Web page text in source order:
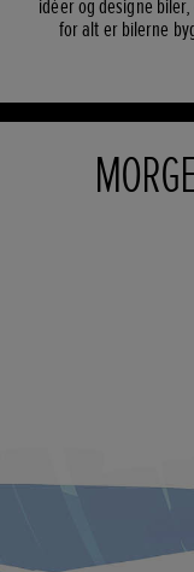
idéer og designe
for alt er bilerne